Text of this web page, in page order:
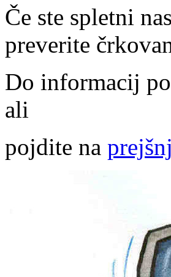
Če ste spletni
preverite
Do informacij
ali
pojdite na